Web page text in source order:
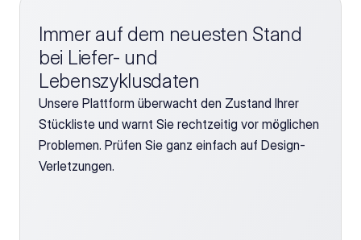
Immer auf dem neuesten Stand
bei Liefer- und
Lebenszyklusdaten
Unsere Plattform überwacht den Zustand Ihrer
Stückliste und warnt Sie rechtzeitig vor möglichen
Problemen. Prüfen Sie ganz einfach auf Design-
Verletzungen.